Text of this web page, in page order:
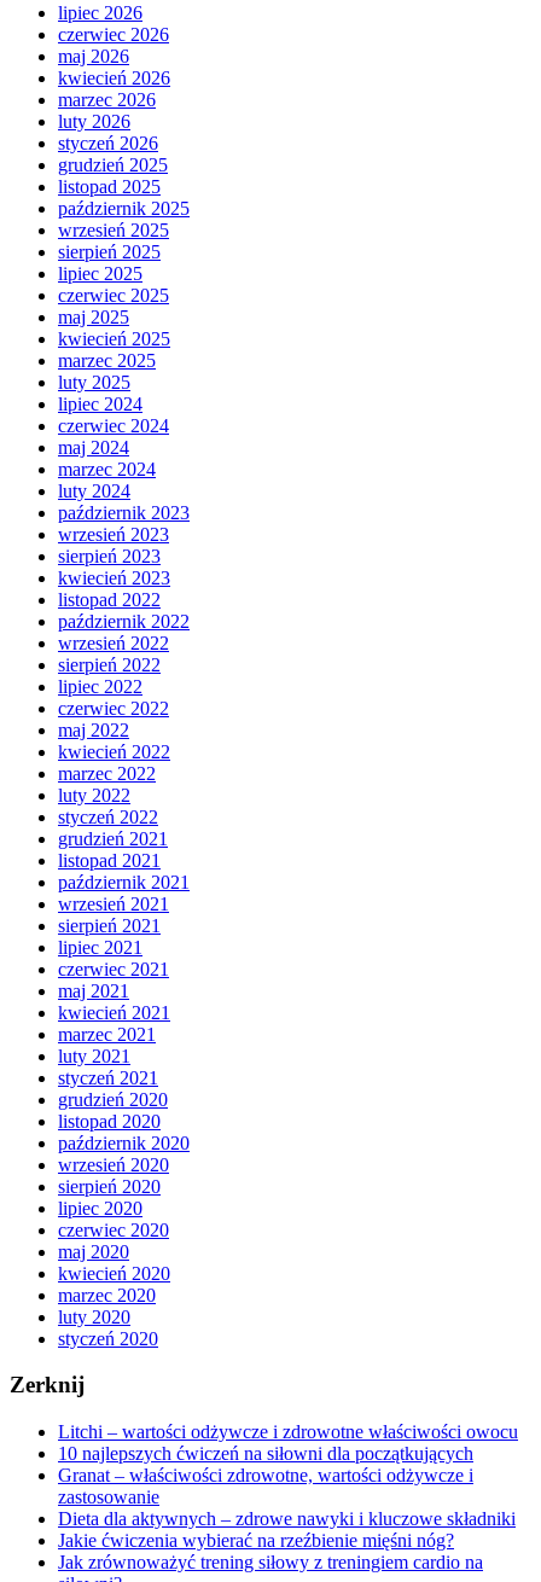
lipiec 2026
czerwiec 2026
maj 2026
kwiecień 2026
marzec 2026
luty 2026
styczeń 2026
grudzień 2025
listopad 2025
październik 2025
wrzesień 2025
sierpień 2025
lipiec 2025
czerwiec 2025
maj 2025
kwiecień 2025
marzec 2025
luty 2025
lipiec 2024
czerwiec 2024
maj 2024
marzec 2024
luty 2024
październik 2023
wrzesień 2023
sierpień 2023
kwiecień 2023
listopad 2022
październik 2022
wrzesień 2022
sierpień 2022
lipiec 2022
czerwiec 2022
maj 2022
kwiecień 2022
marzec 2022
luty 2022
styczeń 2022
grudzień 2021
listopad 2021
październik 2021
wrzesień 2021
sierpień 2021
lipiec 2021
czerwiec 2021
maj 2021
kwiecień 2021
marzec 2021
luty 2021
styczeń 2021
grudzień 2020
listopad 2020
październik 2020
wrzesień 2020
sierpień 2020
lipiec 2020
czerwiec 2020
maj 2020
kwiecień 2020
marzec 2020
luty 2020
styczeń 2020
Zerknij
Litchi – wartości odżywcze i zdrowotne właściwości owocu
10 najlepszych ćwiczeń na siłowni dla początkujących
Granat – właściwości zdrowotne, wartości odżywcze i
zastosowanie
Dieta dla aktywnych – zdrowe nawyki i kluczowe składniki
Jakie ćwiczenia wybierać na rzeźbienie mięśni nóg?
Jak zrównoważyć trening siłowy z treningiem cardio na